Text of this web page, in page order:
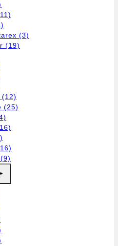
(3)
(19)
(12)
(25)
(9)